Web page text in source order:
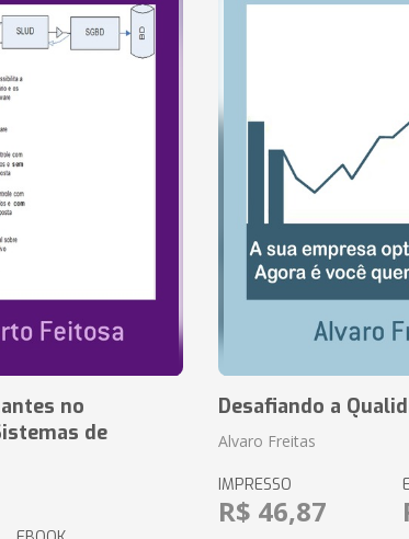
no
de
Desafiando a
Alvaro Freitas
IMPRESSO
R$ 46,87